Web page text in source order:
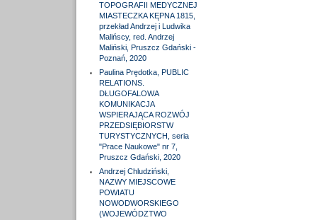
TOPOGRAFII MEDYCZNEJ
MIASTECZKA KĘPNA 1815,
przekład Andrzej i Ludwika
Malińscy, red. Andrzej
Maliński, Pruszcz Gdański -
Poznań, 2020
Paulina Prędotka, PUBLIC
RELATIONS.
DŁUGOFALOWA
KOMUNIKACJA
WSPIERAJĄCA ROZWÓJ
PRZEDSIĘBIORSTW
TURYSTYCZNYCH, seria
"Prace Naukowe" nr 7,
Pruszcz Gdański, 2020
Andrzej Chludziński,
NAZWY MIEJSCOWE
POWIATU
NOWODWORSKIEGO
(WOJEWÓDZTWO